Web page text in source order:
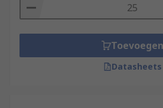
Toevoegen
Datasheets